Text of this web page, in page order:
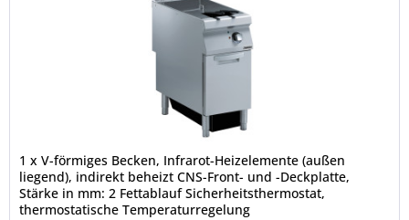
1 x V-förmiges Becken, Infrarot-Heizelemente (außen
liegend), indirekt beheizt CNS-Front- und -Deckplatte,
Stärke in mm: 2 Fettablauf Sicherheitsthermostat,
thermostatische Temperaturregelung